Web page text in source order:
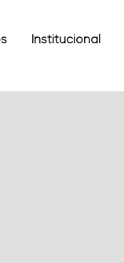
Institucional